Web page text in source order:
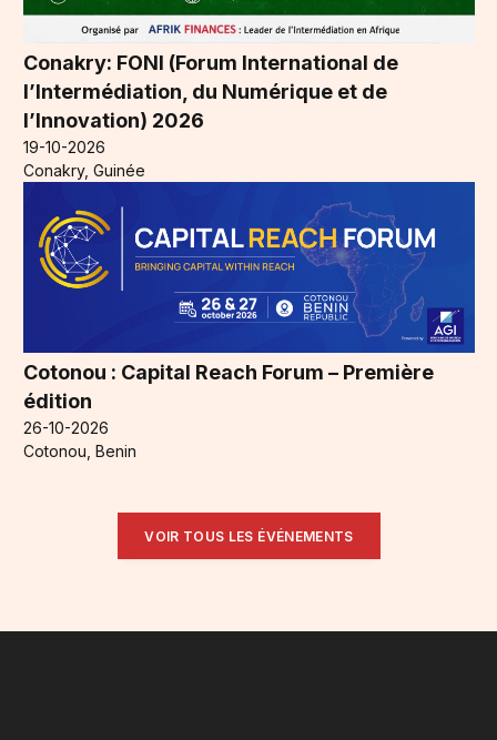
Conakry: FONI (Forum International de
l’Intermédiation, du Numérique et de
l’Innovation) 2026
19-10-2026
Conakry, Guinée
Cotonou : Capital Reach Forum – Première
édition
26-10-2026
Cotonou, Benin
VOIR TOUS LES ÉVÉNEMENTS